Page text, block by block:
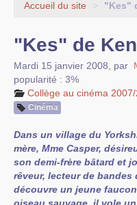
EDITO
Accueil du site > "Kes"
"Kes" de
Mardi 15 janvier 2008 par
popularité : 3%
Collège au cinéma
Cinéma
Dans un village du
mère, Mme Casper,
son demi-frère bâtard et
rêveur, lecteur de
découvre un jeune